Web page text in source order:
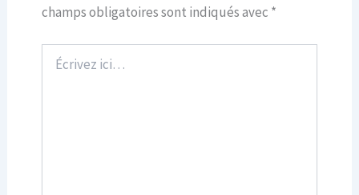
champs obligatoires sont indiqués avec *
ici…